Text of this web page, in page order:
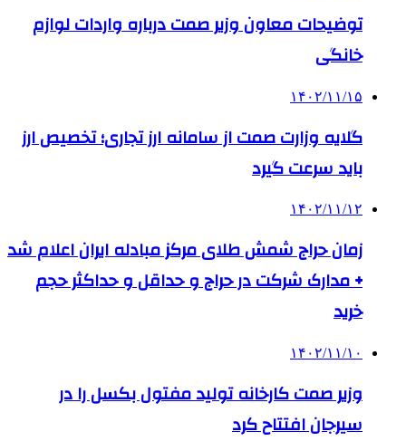
توضیحات معاون وزیر صمت درباره واردات لوازم
خانگی
۱۴۰۲/۱۱/۱۵
گلایه وزارت صمت از سامانه ارز تجاری؛ تخصیص ارز
باید سرعت گیرد
۱۴۰۲/۱۱/۱۲
زمان حراج شمش طلای مرکز مبادله ایران اعلام شد
+ مدارک شرکت در حراج و حداقل و حداکثر حجم
خرید
۱۴۰۲/۱۱/۱۰
وزیر صمت کارخانه تولید مفتول بکسل را در
سیرجان افتتاح کرد